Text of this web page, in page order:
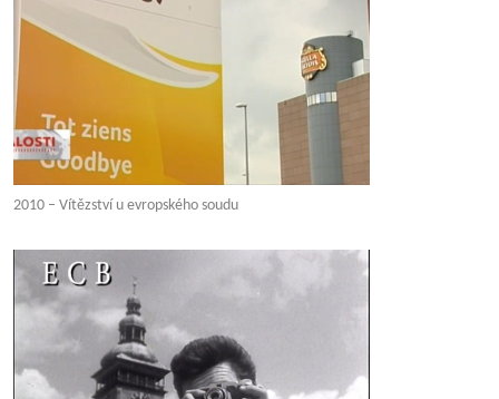
2010 – Vítězství u evropského soudu